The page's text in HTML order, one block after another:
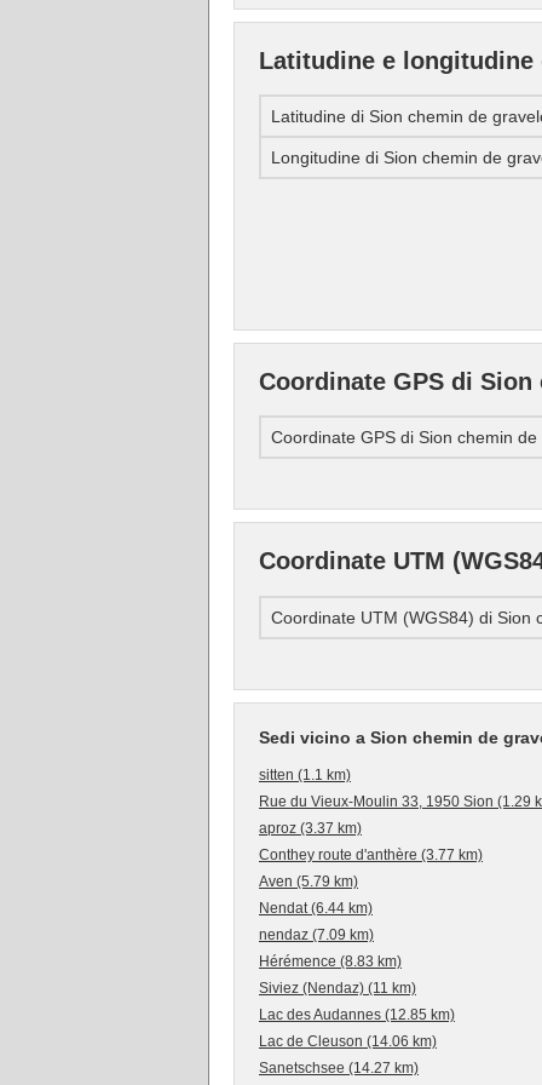
Latitudine e longitudine
Latitudine di Sion chemin de
Longitudine di Sion chemin de
Coordinate GPS di
Coordinate GPS di Sion chemin
Coordinate UTM
Coordinate UTM (WGS84) di Sion
Sedi vicino a Sion chemin de
sitten (1.1 km)
Rue du Vieux-Moulin 33, 1950 Sion (1.29
aproz (3.37 km)
Conthey route d'anthère (3.77 km)
Aven (5.79 km)
Nendat (6.44 km)
nendaz (7.09 km)
Hérémence (8.83 km)
Siviez (Nendaz) (11 km)
Lac des Audannes (12.85 km)
Lac de Cleuson (14.06 km)
Sanetschsee (14.27 km)